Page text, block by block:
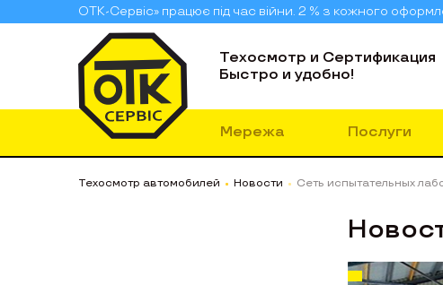
ОТК-Сервіс» працює під час війни. 2 % з кожного
Техосмотр и Сертификация
Быстро и удобно!
Мережа Послуги
Техосмотр автомобилей Новости Сеть испытательных